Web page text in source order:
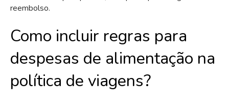
reembolso.
Como incluir regras para
despesas de alimentação na
política de viagens?